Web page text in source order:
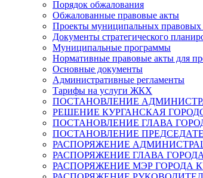
Порядок обжалования
Обжалованные правовые акты
Проекты муниципальных правовых
Документы стратегического
Муниципальные программы
Нормативные правовые акты для
Основные документы
Административные регламенты
Тарифы на услуги ЖКХ
ПОСТАНОВЛЕНИЕ
РЕШЕНИЕ КУРГАНСКАЯ
ПОСТАНОВЛЕНИЕ ГЛАВА
ПОСТАНОВЛЕНИЕ
РАСПОРЯЖЕНИЕ
РАСПОРЯЖЕНИЕ ГЛАВА
РАСПОРЯЖЕНИЕ МЭР ГОРОДА